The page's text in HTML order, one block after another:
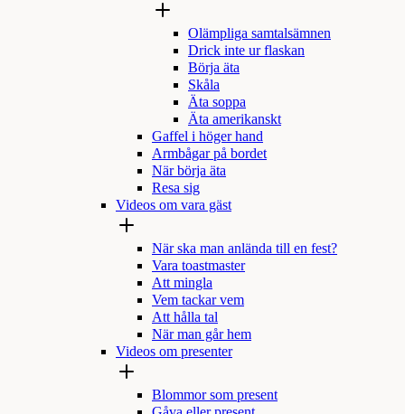
Olämpliga samtalsämnen
Drick inte ur flaskan
Börja äta
Skåla
Äta soppa
Äta amerikanskt
Gaffel i höger hand
Armbågar på bordet
När börja äta
Resa sig
Videos om vara gäst
När ska man anlända till en fest?
Vara toastmaster
Att mingla
Vem tackar vem
Att hålla tal
När man går hem
Videos om presenter
Blommor som present